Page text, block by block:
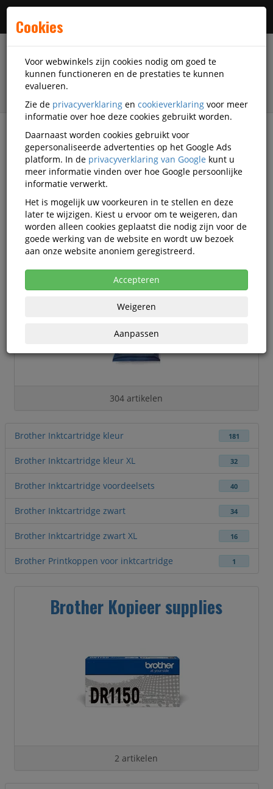
filter
Printer supplies Brother
Brother printer supplies
Brother Inktcartridges
304 artikelen
Brother Inktcartridge kleur 181
Brother Inktcartridge kleur XL 32
Brother Inktcartridge voordeelsets 40
Brother Inktcartridge zwart 34
Brother Inktcartridge zwart XL 16
Brother Printkoppen voor inktcartridge 1
Brother Kopieer supplies
2 artikelen
Cookies
Voor webwinkels zijn cookies nodig om goed te
kunnen functioneren en de prestaties te kunnen
evalueren.
Zie de privacyverklaring en cookieverklaring voor meer
informatie over hoe deze cookies gebruikt worden.
Daarnaast worden cookies gebruikt voor
gepersonaliseerde advertenties op het Google Ads
platform. In de privacyverklaring van Google kunt u
meer informatie vinden over hoe Google persoonlijke
informatie verwerkt.
Het is mogelijk uw voorkeuren in te stellen en deze
later te wijzigen. Kiest u ervoor om te weigeren, dan
worden alleen cookies geplaatst die nodig zijn voor de
goede werking van de website en wordt uw bezoek
aan onze website anoniem geregistreerd.
Accepteren
Weigeren
Aanpassen